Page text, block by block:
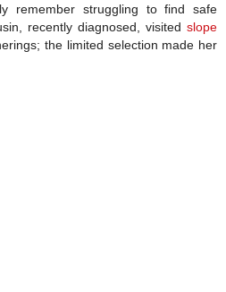
remember struggling to find safe
recently diagnosed, visited slope
the limited selection made her